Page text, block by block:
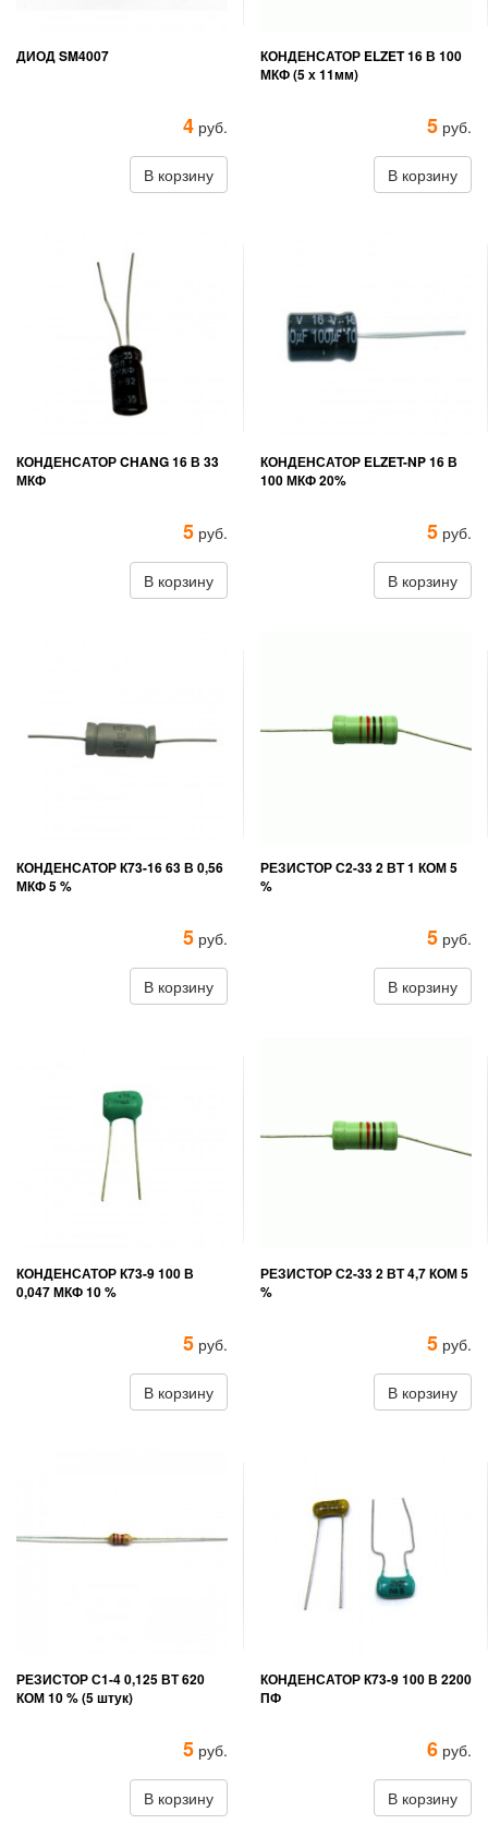
ДИОД SM4007
4 руб.
В корзину
КОНДЕНСАТОР ELZET 16 В 100
МКФ (5 х 11мм)
5 руб.
В корзину
КОНДЕНСАТОР CHANG 16 В 33
МКФ
5 руб.
В корзину
КОНДЕНСАТОР ELZET-NP 16 В
100 МКФ 20%
5 руб.
В корзину
КОНДЕНСАТОР К73-16 63 В 0,56
МКФ 5 %
5 руб.
В корзину
РЕЗИСТОР С2-33 2 ВТ 1 КОМ 5
%
5 руб.
В корзину
КОНДЕНСАТОР К73-9 100 В
0,047 МКФ 10 %
5 руб.
В корзину
РЕЗИСТОР С2-33 2 ВТ 4,7 КОМ 5
%
5 руб.
В корзину
РЕЗИСТОР С1-4 0,125 ВТ 620
КОМ 10 % (5 штук)
5 руб.
В корзину
КОНДЕНСАТОР К73-9 100 В 2200
ПФ
6 руб.
В корзину